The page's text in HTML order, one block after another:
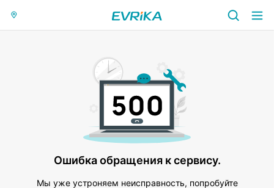
Ошибка обращения к сервису.
Мы уже устроняем неисправность, попробуйте